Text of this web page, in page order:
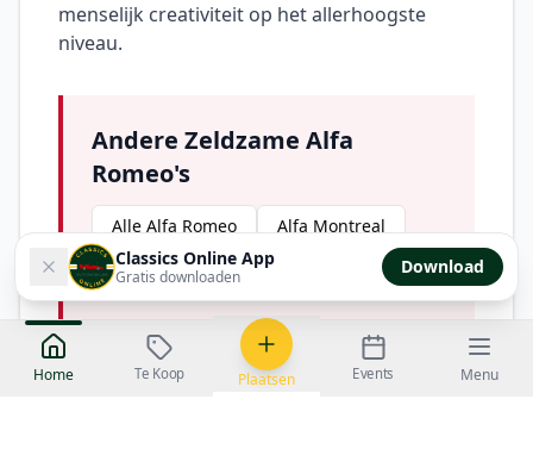
Classics Online App
Gratis downloaden Download
menselijk creativiteit op het allerhoogste
niveau.
Andere Zeldzame Alfa
Romeo's
Alle Alfa Romeo
Alfa Montreal
Alfa Giulia
Home Te Koop Plaatsen Events Menu